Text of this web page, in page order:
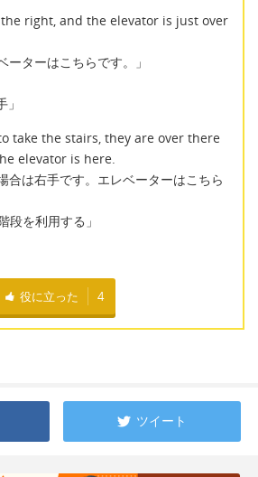
right, and the elevator is just over
ーターはこちらです。」
take the stairs, they are over there
elevator is here.
合は右手です。エレベーターはこちら
を利用する」
役に立った 4
ツイート